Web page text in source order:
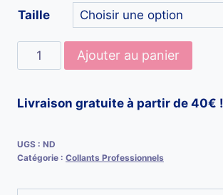
Taille
quantité
de
résilles
Clear
clair
Ajouter au panier
Livraison gratuite à partir de 40€ !
UGS : ND
Catégorie : Collants Professionnels